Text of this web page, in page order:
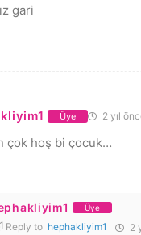
gari
Üye 2 yıl
çok hoş bi çocuk…
Üye
Reply to hephakliyim1 2